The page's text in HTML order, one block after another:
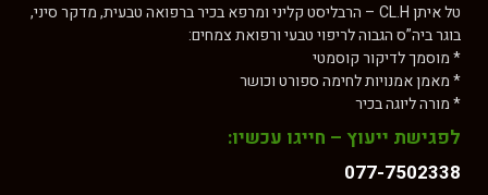
טל איתן CL.H – הרבליסט קליני ומרפא בכיר ברפואה טבעית, מדקר סיני,
בוגר ביה”ס הגבוה לריפוי טבעי ורפואת צמחים:
* מוסמך לדיקור קוסמטי
* מאמן אמנויות לחימה ספורט וכושר
* מורה ליוגה בכיר
לפגישת ייעוץ – חייגו עכשיו:
077-7502338